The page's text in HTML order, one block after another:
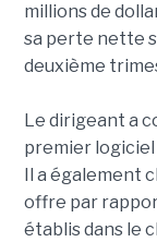
millions de
sa perte nette
deuxième
Le dirigeant a
premier logiciel
Il a
offre par
établis dans le